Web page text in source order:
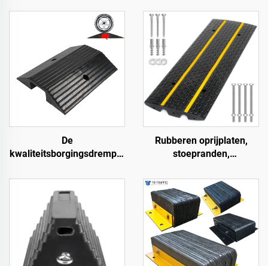
De
kwaliteitsborgingsdrempel
langs de weg
Rubberen oprijplaten,
stoepranden,
laadperrons, motorfietsen
en rolstoelen